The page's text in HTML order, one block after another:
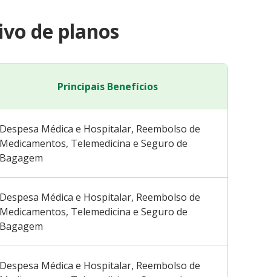
de planos
Principais Benefícios
Despesa Médica e Hospitalar, Reembolso de
Medicamentos, Telemedicina e Seguro de
Bagagem
Despesa Médica e Hospitalar, Reembolso de
Medicamentos, Telemedicina e Seguro de
Bagagem
Despesa Médica e Hospitalar, Reembolso de